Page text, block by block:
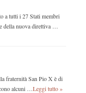
a tutti i 27 Stati membri
della nuova direttiva …
fraternità San Pio X è di
alcuni … Leggi tutto »